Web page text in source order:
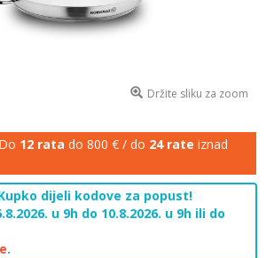
Držite sliku za zoom
12 rata do 800 € / do 24 rate iznad
Kupko dijeli kodove za popust!
u 9h do 10.8.2026. u 9h ili do
.